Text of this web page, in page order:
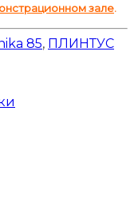
зале.
85, ПЛИНТУС